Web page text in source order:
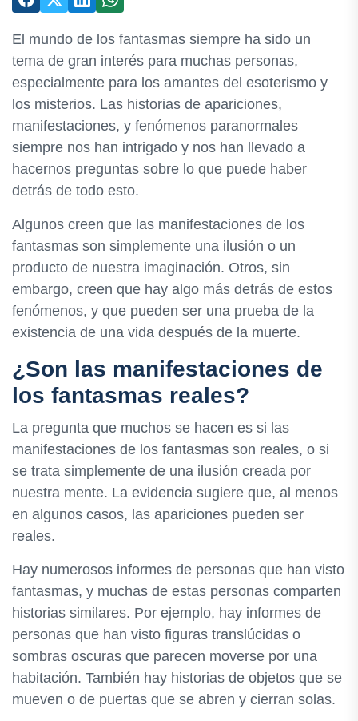
El mundo de los fantasmas siempre ha sido un
tema de gran interés para muchas personas,
especialmente para los amantes del esoterismo y
los misterios. Las historias de apariciones,
manifestaciones, y fenómenos paranormales
siempre nos han intrigado y nos han llevado a
hacernos preguntas sobre lo que puede haber
detrás de todo esto.
Algunos creen que las manifestaciones de los
fantasmas son simplemente una ilusión o un
producto de nuestra imaginación. Otros, sin
embargo, creen que hay algo más detrás de estos
fenómenos, y que pueden ser una prueba de la
existencia de una vida después de la muerte.
¿Son las manifestaciones de
los fantasmas reales?
La pregunta que muchos se hacen es si las
manifestaciones de los fantasmas son reales, o si
se trata simplemente de una ilusión creada por
nuestra mente. La evidencia sugiere que, al menos
en algunos casos, las apariciones pueden ser
reales.
Hay numerosos informes de personas que han visto
fantasmas, y muchas de estas personas comparten
historias similares. Por ejemplo, hay informes de
personas que han visto figuras translúcidas o
sombras oscuras que parecen moverse por una
habitación. También hay historias de objetos que se
mueven o de puertas que se abren y cierran solas.